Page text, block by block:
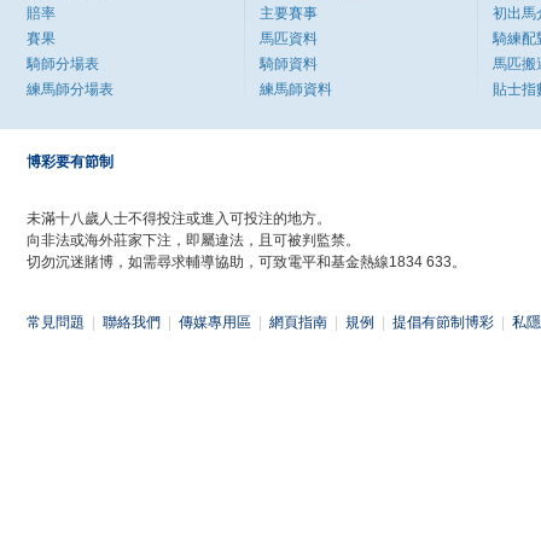
賠率
賽果
騎師分場表
練馬師分場表
主要賽事
馬匹資料
騎師資料
練馬師資料
初出馬
騎練配
馬匹搬
貼士指
博彩要有節制
未滿十八歲人士不得投注或進入可投注的地方。
向非法或海外莊家下注，即屬違法，且可被判監禁。
切勿沉迷賭博，如需尋求輔導協助，可致電平和基金熱線1834 633。
常見問題 聯絡我們 傳媒專用區 網頁指南 規例 提倡有節制博彩 私